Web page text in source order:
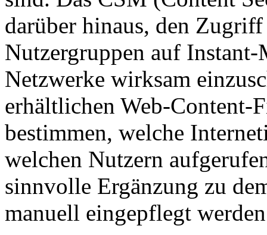
darüber hinaus, den
Nutzergruppen auf Instant-
Netzwerke wirksam
erhältlichen Web-Content-
bestimmen, welche
welchen Nutzern
sinnvolle Ergänzung zu
manuell eingepflegt